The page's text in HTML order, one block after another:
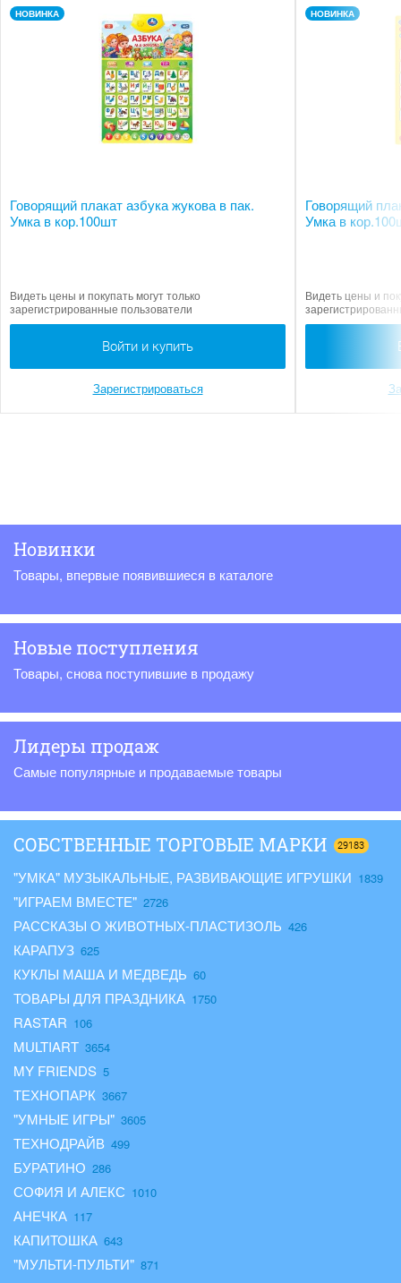
НОВИНКА
Говорящий плакат азбука жукова в пак.
Умка в кор.100шт
Видеть цены и покупать могут только
зарегистрированные пользователи
Войти и купить
Зарегистрироваться
НОВИНКА
Говорящий
Умка в
Видеть цены и
Новинки
Товары, впервые появившиеся в каталоге
Новые поступления
Товары, снова поступившие в продажу
Лидеры продаж
Самые популярные и продаваемые товары
СОБСТВЕННЫЕ ТОРГОВЫЕ МАРКИ 29183
"УМКА" МУЗЫКАЛЬНЫЕ, РАЗВИВАЮЩИЕ ИГРУШКИ
"ИГРАЕМ ВМЕСТЕ"
РАССКАЗЫ О ЖИВОТНЫХ-ПЛАСТИЗОЛЬ
КАРАПУЗ
КУКЛЫ МАША И МЕДВЕДЬ
ТОВАРЫ ДЛЯ ПРАЗДНИКА
RASTAR
MULTIART
MY FRIENDS
ТЕХНОПАРК
"УМНЫЕ ИГРЫ"
ТЕХНОДРАЙВ
БУРАТИНО
СОФИЯ И АЛЕКС
АНЕЧКА
КАПИТОШКА
"МУЛЬТИ-ПУЛЬТИ"